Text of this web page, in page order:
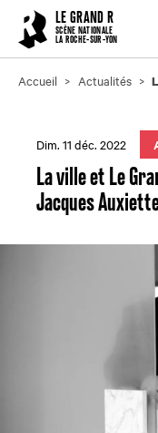
LE GRAND R
SCÈNE NATIONALE
LA ROCHE-SUR-YON
Accueil Actualités
Dim. 11 déc. 2022
La ville et Le
Jacques
Cookies management panel